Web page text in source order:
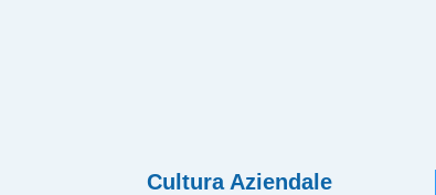
Cultura Aziendale